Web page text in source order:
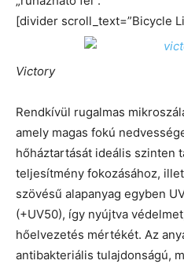
[divider scroll_text=”Bicycle
Victory
Rendkívül rugalmas
amely magas fokú
hőháztartását ideális szinten
teljesítmény fokozásához,
szövésű alapanyag egyben
(+UV50), így nyújtva
hőelvezetés mértékét. Az
antibakteriális tulajdonságú,